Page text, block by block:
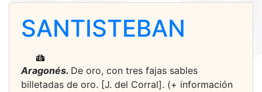
SANTISTEBAN
Aragonés. De oro, con tres fajas sables
billetadas de oro. [J. del Corral]. (+ información